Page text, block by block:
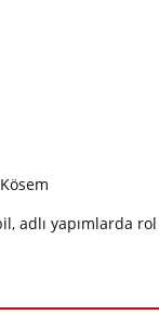
yapımlarda rol